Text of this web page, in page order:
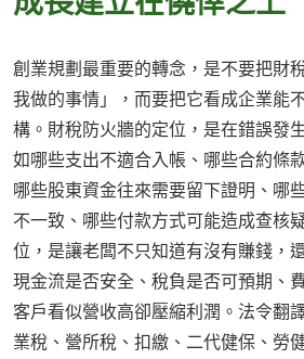
創業規劃最重要的轉念，是不要把財
我做的事情」，而要把它看成企業能
構。財稅防火牆的定位，是在錯誤發
如哪些支出不適合入帳、哪些合約條
哪些股東資金往來需要留下證明、哪
不一致、哪些付款方式可能造成查核
位，是讓老闆不只知道有沒有賺錢，
現金流是否安全、稅負是否可預期、
客戶看似營收高卻壓縮利潤。法令翻
業稅、營所稅、扣繳、二代健保、勞